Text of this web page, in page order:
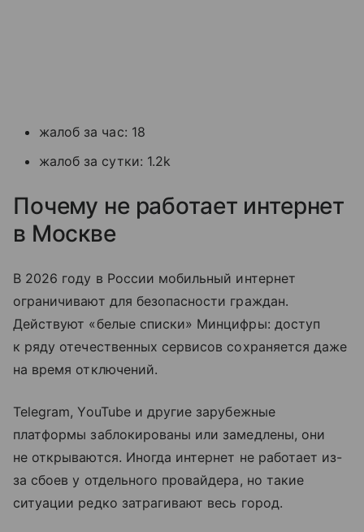
жалоб за час: 18
жалоб за сутки: 1.2k
Почему не работает интернет
в Москве
В 2026 году в России мобильный интернет
ограничивают для безопасности граждан.
Действуют «белые списки» Минцифры: доступ
к ряду отечественных сервисов сохраняется даже
на время отключений.
Telegram, YouTube и другие зарубежные
платформы заблокированы или замедлены, они
не открываются. Иногда интернет не работает из-
за сбоев у отдельного провайдера, но такие
ситуации редко затрагивают весь город.